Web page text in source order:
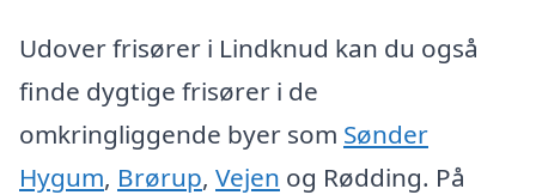
Udover frisører i Lindknud kan du også
finde dygtige frisører i de
omkringliggende byer som Sønder
Hygum, Brørup, Vejen og Rødding. På